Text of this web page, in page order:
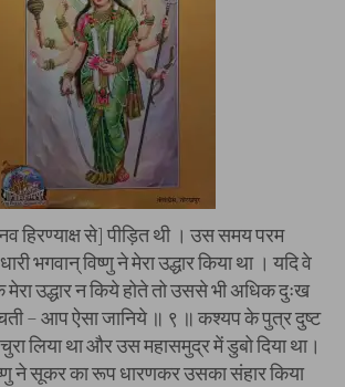
हिरण्याक्ष से] पीड़ित थी । उस समय परम
भगवान् विष्णु ने मेरा उद्धार किया था । यदि वे
उद्धार न किये होते तो उससे भी अधिक दुःख
– आप ऐसा जानिये ॥ ९ ॥ कश्यप के पुत्र दुष्ट
लिया था और उस महासमुद्र में डुबो दिया था।
ने सूकर का रूप धारणकर उसका संहार किया